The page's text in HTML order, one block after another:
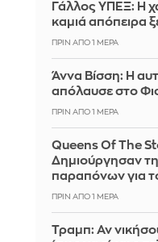
Γάλλος ΥΠΕΞ: Η
καμιά απόπειρα
ΠΡΙΝ ΑΠΌ 1 ΜΈΡΑ
Άννα Βίσση: Η
απόλαυσε στο
ΠΡΙΝ ΑΠΌ 1 ΜΈΡΑ
Queens Of The
Δημιούργησαν
παραπόνων για
ΠΡΙΝ ΑΠΌ 1 ΜΈΡΑ
Τραμπ: Αν